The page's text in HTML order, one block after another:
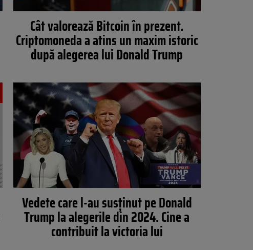
Cât valorează Bitcoin în prezent.
Criptomoneda a atins un maxim istoric
după alegerea lui Donald Trump
Vedete care l-au susținut pe Donald
Trump la alegerile din 2024. Cine a
contribuit la victoria lui